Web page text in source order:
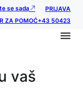
se sada
PRIJAVA
ZA POMOĆ+43 50423
vaš